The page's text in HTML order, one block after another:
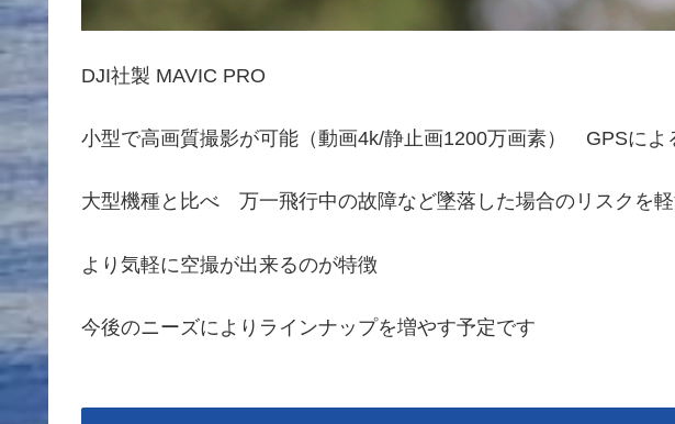
DJI社製 MAVIC PRO
小型で高画質撮影が可能（動画4k/静止画1200万画素） GPSによ
大型機種と比べ 万一飛行中の故障など墜落した場合のリスクを軽
より気軽に空撮が出来るのが特徴
今後のニーズによりラインナップを増やす予定です